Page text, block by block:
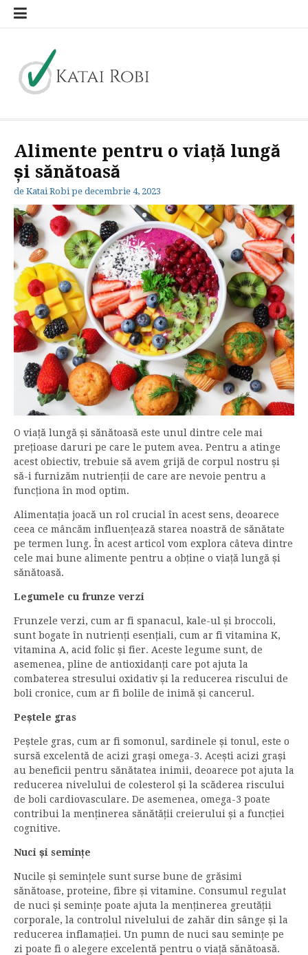
Sari
Alimente pentru o viață lungă
și sănătoasă
de Katai Robi pe decembrie 4, 2023
O viață lungă și sănătoasă este unul dintre cele mai
prețioase daruri pe care le putem avea. Pentru a atinge
acest obiectiv, trebuie să avem grijă de corpul nostru și
să-i furnizăm nutrienții de care are nevoie pentru a
funcționa în mod optim.
Alimentația joacă un rol crucial în acest sens, deoarece
ceea ce mâncăm influențează starea noastră de sănătate
pe termen lung. În acest articol vom explora câteva dintre
cele mai bune alimente pentru a obține o viață lungă și
sănătoasă.
Legumele cu frunze verzi
Frunzele verzi, cum ar fi spanacul, kale-ul și broccoli,
sunt bogate în nutrienți esențiali, cum ar fi vitamina K,
vitamina A, acid folic și fier. Aceste legume sunt, de
asemenea, pline de antioxidanți care pot ajuta la
combaterea stresului oxidativ și la reducerea riscului de
boli cronice, cum ar fi bolile de inimă și cancerul.
Peștele gras
Peștele gras, cum ar fi somonul, sardinele și tonul, este o
sursă excelentă de acizi grași omega-3. Acești acizi grași
au beneficii pentru sănătatea inimii, deoarece pot ajuta la
reducerea nivelului de colesterol și la scăderea riscului
de boli cardiovasculare. De asemenea, omega-3 poate
contribui la menținerea sănătății creierului și a funcției
cognitive.
Nuci și semințe
Nucile și semințele sunt surse bune de grăsimi
sănătoase, proteine, fibre și vitamine. Consumul regulat
de nuci și semințe poate ajuta la menținerea greutății
corporale, la controlul nivelului de zahăr din sânge și la
reducerea inflamației. Un pumn de nuci sau semințe pe
zi poate fi o alegere excelentă pentru o viață sănătoasă.